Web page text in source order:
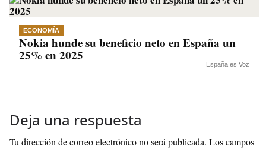
ECONOMÍA
Nokia hunde su beneficio neto en España un
25% en 2025
España es Voz
Deja una respuesta
Tu dirección de correo electrónico no será publicada. Los campos